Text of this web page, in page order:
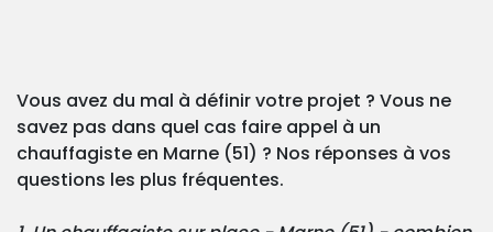
Vous avez du mal à définir votre projet ? Vous ne
savez pas dans quel cas faire appel à un
chauffagiste en Marne (51) ? Nos réponses à vos
questions les plus fréquentes.